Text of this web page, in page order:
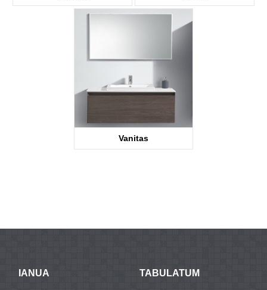
Vanitas
IANUA TABULATUM